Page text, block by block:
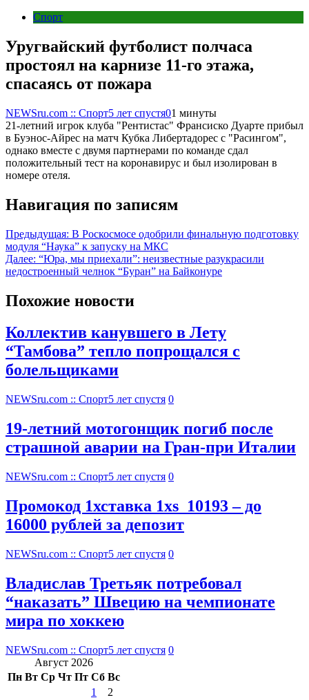
Спорт
Уругвайский футболист полчаса
простоял на карнизе 11-го этажа,
спасаясь от пожара
NEWSru.com :: Спорт5 лет спустя01 минуты
21-летний игрок клуба "Рентистас" Франсиско Дуарте прибыл
в Буэнос-Айрес на матч Кубка Либертадорес с "Расингом",
однако вместе с двумя партнерами по команде сдал
положительный тест на коронавирус и был изолирован в
номере отеля.
Навигация по записям
Предыдущая: В Роскосмосе одобрили финальную подготовку
модуля “Наука” к запуску на МКС
Далее: “Юра, мы приехали”: неизвестные разукрасили
недостроенный челнок “Буран” на Байконуре
Похожие новости
Коллектив канувшего в Лету
“Тамбова” тепло попрощался с
болельщиками
NEWSru.com :: Спорт5 лет спустя 0
19-летний мотогонщик погиб после
страшной аварии на Гран-при Италии
NEWSru.com :: Спорт5 лет спустя 0
Промокод 1хставка 1xs_10193 – до
16000 рублей за депозит
NEWSru.com :: Спорт5 лет спустя 0
Владислав Третьяк потребовал
“наказать” Швецию на чемпионате
мира по хоккею
NEWSru.com :: Спорт5 лет спустя 0
Август 2026
Пн Вт Ср Чт Пт Сб Вс
1
2